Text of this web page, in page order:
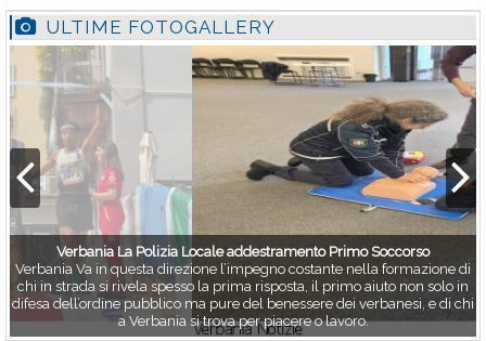
ULTIME FOTOGALLERY
Verbania La Polizia Locale addestramento Primo Soccorso
Verbania Va in questa direzione l’impegno costante nella formazione di
chi in strada si rivela spesso la prima risposta, il primo aiuto non solo in
difesa dell’ordine pubblico ma pure del benessere dei verbanesi, e di chi
a Verbania si trova per piacere o lavoro.